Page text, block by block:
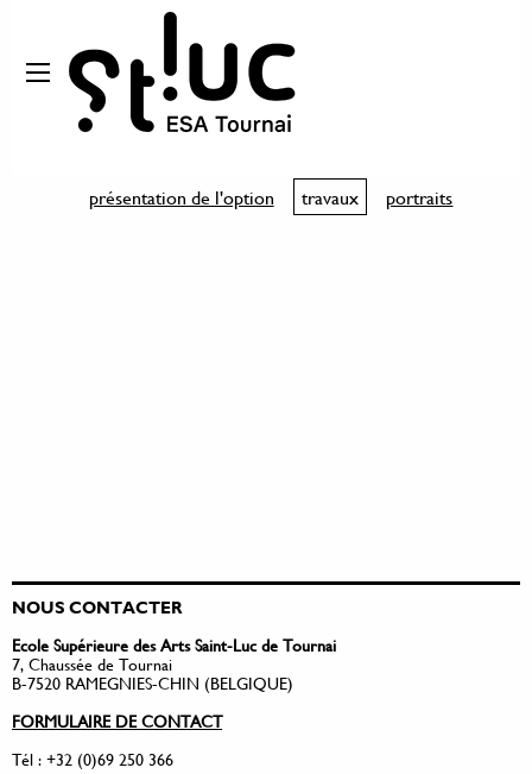
présentation de l'option travaux portraits
NOUS CONTACTER
Ecole Supérieure des Arts Saint-Luc de Tournai
7, Chaussée de Tournai
B-7520 RAMEGNIES-CHIN (BELGIQUE)
FORMULAIRE DE CONTACT
Tél : +32 (0)69 250 366